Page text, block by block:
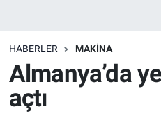
HABERLER MAKINA
Almanya’da
açtıİnşaat ve Malzeme